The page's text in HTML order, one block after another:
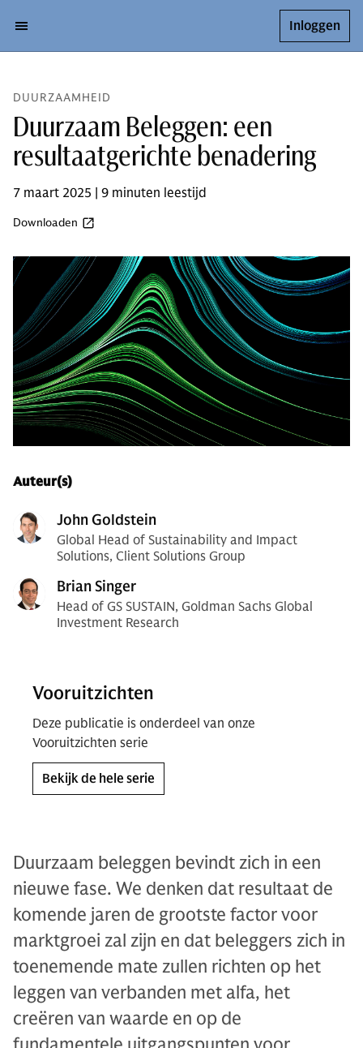
Inloggen
DUURZAAMHEID
Duurzaam Beleggen: een
resultaatgerichte benadering
7 maart 2025 | 9 minuten leestijd
Downloaden
Auteur(s)
John Goldstein
Global Head of Sustainability and Impact
Solutions, Client Solutions Group
Brian Singer
Head of GS SUSTAIN, Goldman Sachs Global
Investment Research
Vooruitzichten
Deze publicatie is onderdeel van onze
Vooruitzichten serie
Bekijk de hele serie
Duurzaam beleggen bevindt zich in een
nieuwe fase. We denken dat resultaat de
komende jaren de grootste factor voor
marktgroei zal zijn en dat beleggers zich in
toenemende mate zullen richten op het
leggen van verbanden met alfa, het
creëren van waarde en op de